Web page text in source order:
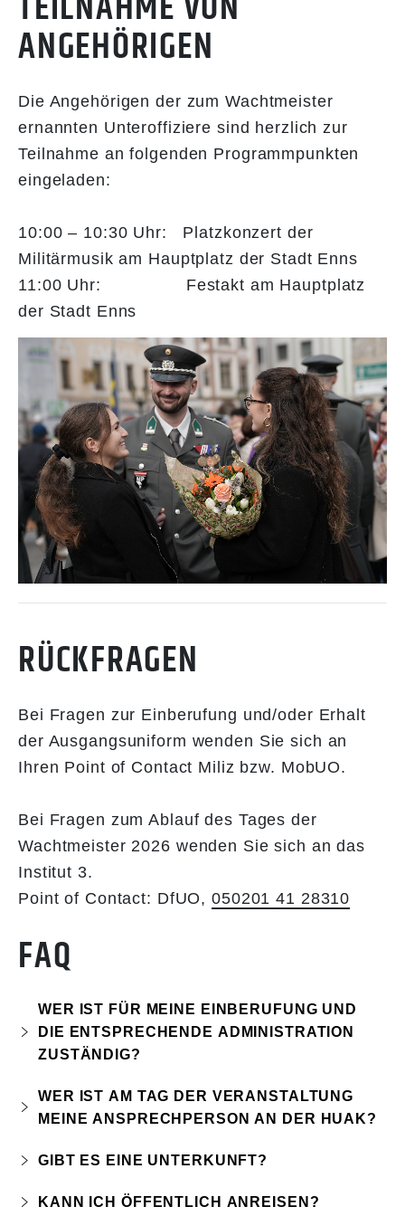
ANGEHÖRIGEN
Die Angehörigen der zum Wachtmeister
ernannten Unteroffiziere sind herzlich zur
Teilnahme an folgenden Programmpunkten
eingeladen:
10:00 – 10:30 Uhr: Platzkonzert der
Militärmusik am Hauptplatz der Stadt Enns
11:00 Uhr: Festakt am Hauptplatz
der Stadt Enns
RÜCKFRAGEN
Bei Fragen zur Einberufung und/oder Erhalt
der Ausgangsuniform wenden Sie sich an
Ihren Point of Contact Miliz bzw. MobUO.
Bei Fragen zum Ablauf des Tages der
Wachtmeister 2026 wenden Sie sich an das
Institut 3.
Point of Contact: DfUO, 050201 41 28310
FAQ
WER IST FÜR MEINE EINBERUFUNG UND
DIE ENTSPRECHENDE ADMINISTRATION
ZUSTÄNDIG?
eigenen Mob-Verbandes.
WER IST AM TAG DER VERANSTALTUNG
MEINE ANSPRECHPERSON AN DER HUAK?
GIBT ES EINE UNTERKUNFT?
Da es sich um eine eintägige Veranstaltung
KANN ICH ÖFFENTLICH ANREISEN?